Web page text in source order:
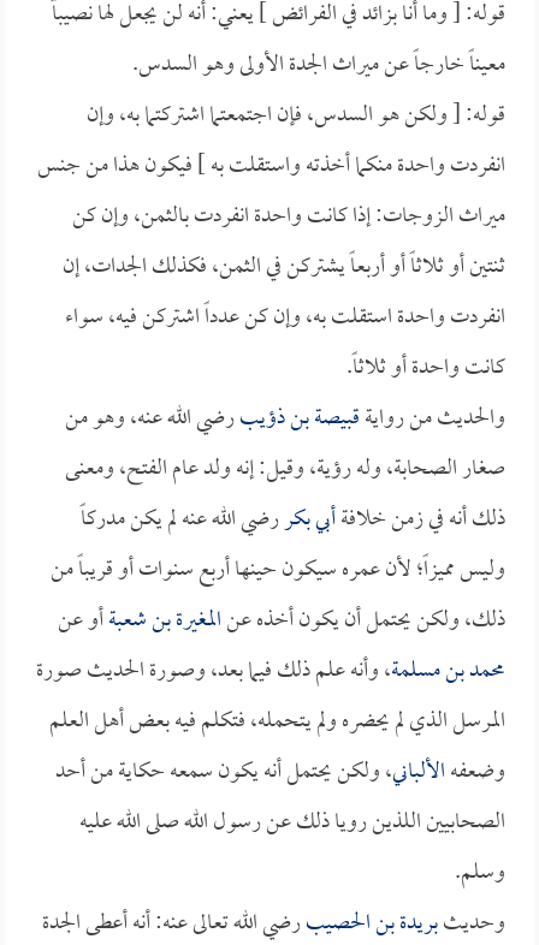
قوله: [ وما أنا بزائد في الفرائض ] يعني: أنه لن يجعل لها نصيباً
معيناً خارجاً عن ميراث الجدة الأولى وهو السدس.
قوله: [ ولكن هو السدس، فإن اجتمعتما اشتركتما به، وإن
انفردت واحدة منكما أخذته واستقلت به ] فيكون هذا من جنس
ميراث الزوجات: إذا كانت واحدة انفردت بالثمن، وإن كن
ثنتين أو ثلاثاً أو أربعاً يشتركن في الثمن، فكذلك الجدات، إن
انفردت واحدة استقلت به، وإن كن عدداً اشتركن فيه، سواء
كانت واحدة أو ثلاثاً.
والحديث من روايةقبيصة بن ذؤيبرضي الله عنه، وهو من
صغار الصحابة، وله رؤية، وقيل: إنه ولد عام الفتح، ومعنى
ذلك أنه في زمن خلافةأبي بكررضي الله عنه لم يكن مدركاً
وليس مميزاً؛ لأن عمره سيكون حينها أربع سنوات أو قريباً من
ذلك، ولكن يحتمل أن يكون أخذه عنالمغيرة بن شعبةأو عن
محمد بن مسلمة، وأنه علم ذلك فيما بعد، وصورة الحديث صورة
المرسل الذي لم يحضره ولم يتحمله، فتكلم فيه بعض أهل العلم
وضعفهالألباني، ولكن يحتمل أنه يكون سمعه حكاية من أحد
الصحابيين اللذين رويا ذلك عن رسول الله صلى الله عليه
وسلم.
وحديثبريدة بن الحصيبرضي الله تعالى عنه: أنه أعطى الجدة